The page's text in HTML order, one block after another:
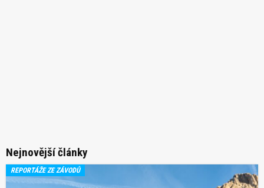
Nejnovější články
REPORTÁŽE ZE ZÁVODŮ